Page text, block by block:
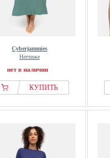
Cyberjammies
Неглиже
нет в наличии
КУПИТЬ